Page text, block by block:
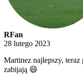
RFan
28 lutego 2023
Martinez najlepszy,
zabijają 😄